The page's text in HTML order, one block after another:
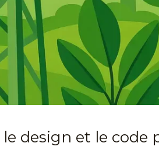
design et le code